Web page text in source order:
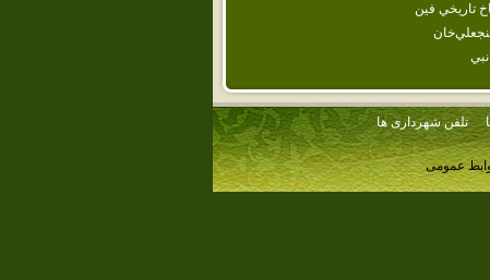
تاريخي فين
تلفن شهرداری ها
عمومی